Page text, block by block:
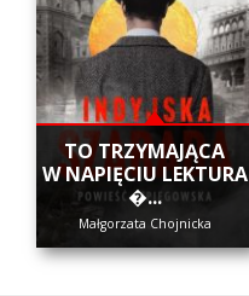
​TO TRZYMAJĄCA
W NAPIĘCIU LEKTURA
�...
Małgorzata Chojnicka